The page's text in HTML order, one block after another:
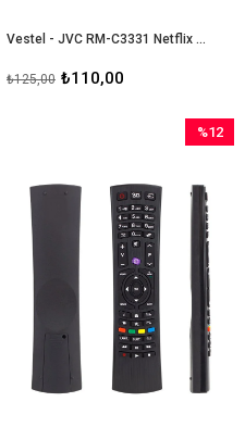
Vestel - JVC RM-C3331 Netflix - Youtube Tuşlu Lcd - Led Tv Kumanda
₺110,00
₺125,00
%12